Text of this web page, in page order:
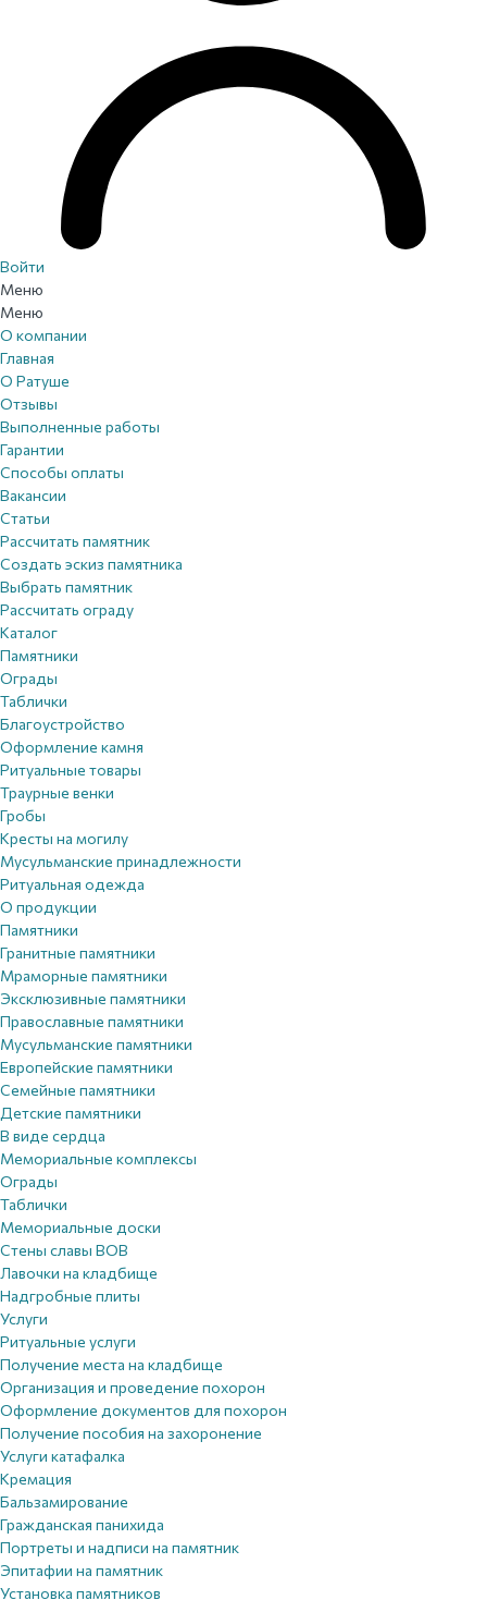
Войти
Меню
Меню
О компании
Главная
О Ратуше
Отзывы
Выполненные работы
Гарантии
Способы оплаты
Вакансии
Статьи
Рассчитать памятник
Создать эскиз памятника
Выбрать памятник
Рассчитать ограду
Каталог
Памятники
Ограды
Таблички
Благоустройствo
Оформление камня
Ритуальные товары
Траурные венки
Гробы
Кресты на могилу
Мусульманские принадлежности
Ритуальная одежда
О продукции
Памятники
Гранитные памятники
Мраморные памятники
Эксклюзивные памятники
Православные памятники
Мусульманские памятники
Европейские памятники
Семейные памятники
Детские памятники
В виде сердца
Мемориальные комплексы
Ограды
Таблички
Мемориальные доски
Стены славы ВОВ
Лавочки на кладбище
Надгробные плиты
Услуги
Ритуальные услуги
Получение места на кладбище
Организация и проведение похорон
Оформление документов для похорон
Получение пособия на захоронение
Услуги катафалка
Кремация
Бальзамирование
Гражданская панихида
Портреты и надписи на памятник
Эпитафии на памятник
Установка памятников